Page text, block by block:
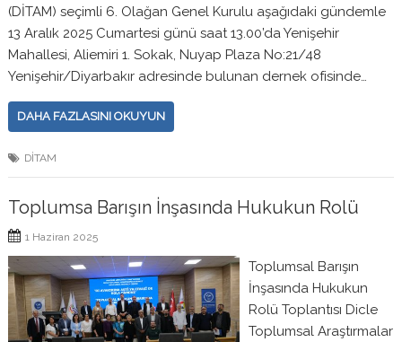
(DİTAM) seçimli 6. Olağan Genel Kurulu aşağıdaki gündemle
13 Aralık 2025 Cumartesi günü saat 13.00’da Yenişehir
Mahallesi, Aliemiri 1. Sokak, Nuyap Plaza No:21/48
Yenişehir/Diyarbakır adresinde bulunan dernek ofisinde…
DAHA FAZLASINI OKUYUN
DİTAM
Toplumsa Barışın İnşasında Hukukun Rolü
1 Haziran 2025
Toplumsal Barışın
İnşasında Hukukun
Rolü Toplantısı Dicle
Toplumsal Araştırmalar